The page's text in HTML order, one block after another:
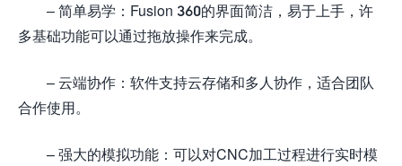
– 简单易学：Fusion 360的界面简洁，易于上手，许
多基础功能可以通过拖放操作来完成。
– 云端协作：软件支持云存储和多人协作，适合团队
合作使用。
– 强大的模拟功能：可以对CNC加工过程进行实时模